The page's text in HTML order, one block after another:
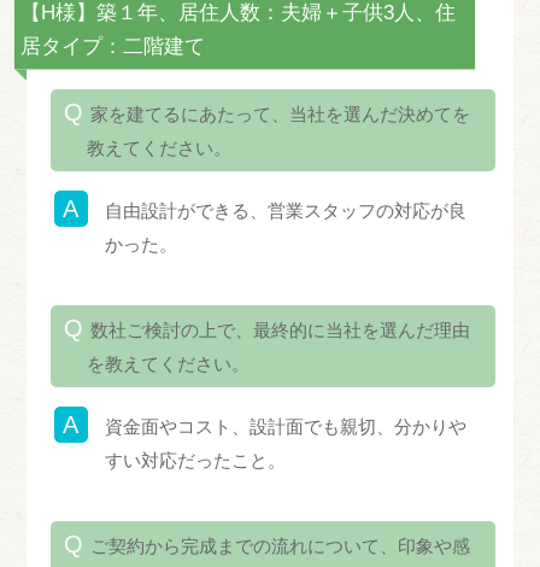
【H様】築１年、居住人数：夫婦＋子供3人、住
居タイプ：二階建て
家を建てるにあたって、当社を選んだ決めてを
教えてください。
自由設計ができる、営業スタッフの対応が良
かった。
数社ご検討の上で、最終的に当社を選んだ理由
を教えてください。
資金面やコスト、設計面でも親切、分かりや
すい対応だったこと。
ご契約から完成までの流れについて、印象や感